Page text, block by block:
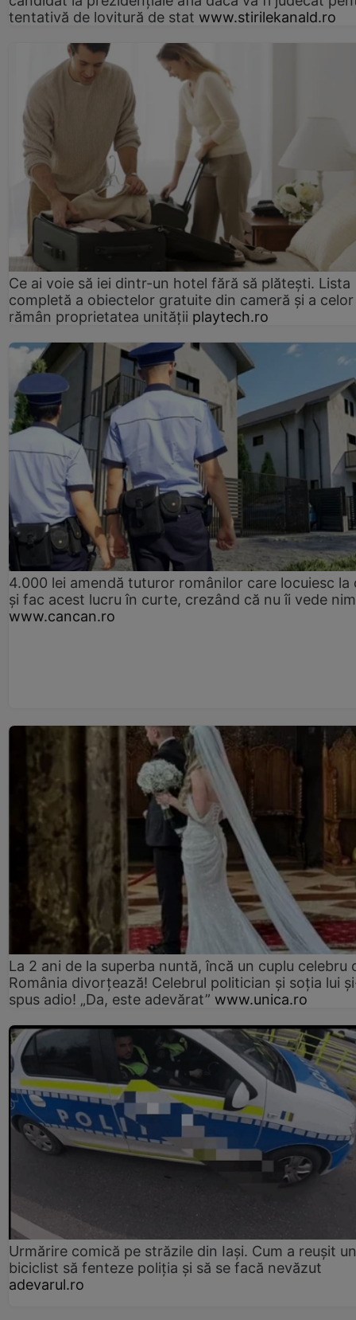
tentativă de lovitură de stat www.stirilekanald.ro
Ce ai voie să iei dintr-un hotel fără să plătești. Lista
completă a obiectelor gratuite din cameră și a
rămân proprietatea unității playtech.ro
4.000 lei amendă tuturor românilor care locuiesc la
și fac acest lucru în curte, crezând că nu îi vede
www.cancan.ro
La 2 ani de la superba nuntă, încă un cuplu celebru
România divorțează! Celebrul politician și soția lui
spus adio! „Da, este adevărat” www.unica.ro
Urmărire comică pe străzile din Iași. Cum a reușit un
biciclist să fenteze poliția și să se facă nevăzut
adevarul.ro